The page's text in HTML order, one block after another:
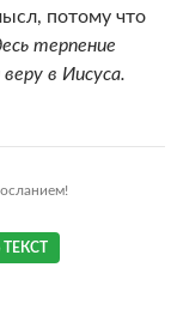
потому что
терпение
в Иисуса.